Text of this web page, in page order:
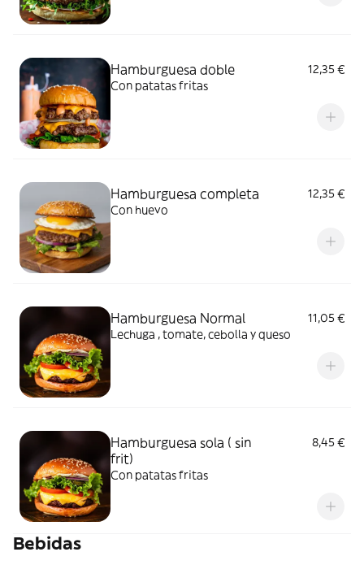
Hamburguesa doble
12,35 €
Con patatas fritas
Hamburguesa completa
12,35 €
Con huevo
Hamburguesa Normal
11,05 €
Lechuga , tomate, cebolla y queso
Hamburguesa sola ( sin
frit)
8,45 €
Con patatas fritas
Bebidas